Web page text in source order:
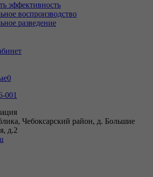
эффективность
воспроизводство
разведение
0
001
Чебоксарский район, д. Большие
д.2